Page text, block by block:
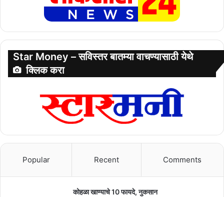
Star Money – सविस्तर बातम्या वाचण्यासाठी येथे
क्लिक करा
Popular Recent Comments
कोहळा खाण्याचे 10 फायदे, नुकसान